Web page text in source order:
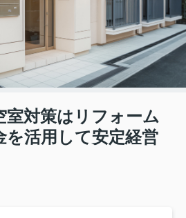
室対策はリフォーム
を活用して安定経営